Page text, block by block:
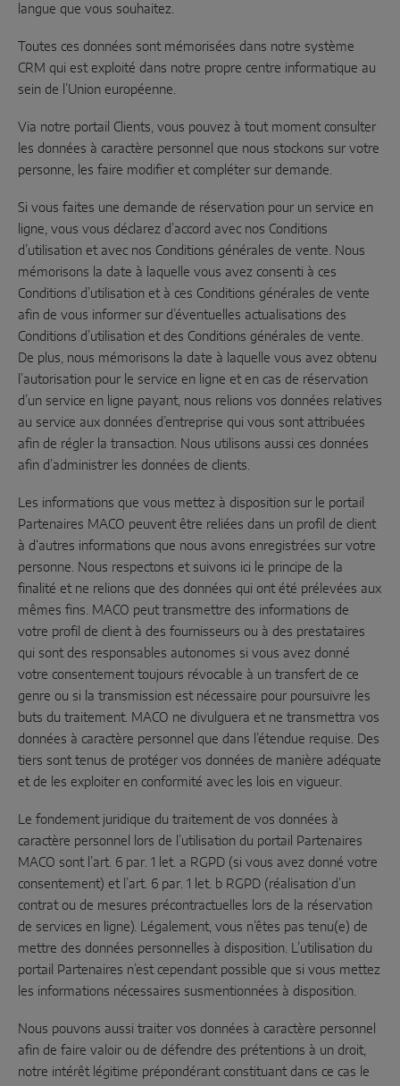
langue que vous souhaitez.
Toutes ces données sont mémorisées dans notre système
CRM qui est exploité dans notre propre centre informatique au
sein de l’Union européenne.
Via notre portail Clients, vous pouvez à tout moment consulter
les données à caractère personnel que nous stockons sur votre
personne, les faire modifier et compléter sur demande.
Si vous faites une demande de réservation pour un service en
ligne, vous vous déclarez d’accord avec nos Conditions
d’utilisation et avec nos Conditions générales de vente. Nous
mémorisons la date à laquelle vous avez consenti à ces
Conditions d’utilisation et à ces Conditions générales de vente
afin de vous informer sur d’éventuelles actualisations des
Conditions d’utilisation et des Conditions générales de vente.
De plus, nous mémorisons la date à laquelle vous avez obtenu
l’autorisation pour le service en ligne et en cas de réservation
d’un service en ligne payant, nous relions vos données relatives
au service aux données d’entreprise qui vous sont attribuées
afin de régler la transaction. Nous utilisons aussi ces données
afin d’administrer les données de clients.
Les informations que vous mettez à disposition sur le portail
Partenaires MACO peuvent être reliées dans un profil de client
à d‘autres informations que nous avons enregistrées sur votre
personne. Nous respectons et suivons ici le principe de la
finalité et ne relions que des données qui ont été prélevées aux
mêmes fins. MACO peut transmettre des informations de
votre profil de client à des fournisseurs ou à des prestataires
qui sont des responsables autonomes si vous avez donné
votre consentement toujours révocable à un transfert de ce
genre ou si la transmission est nécessaire pour poursuivre les
buts du traitement. MACO ne divulguera et ne transmettra vos
données à caractère personnel que dans l’étendue requise. Des
tiers sont tenus de protéger vos données de manière adéquate
et de les exploiter en conformité avec les lois en vigueur.
Le fondement juridique du traitement de vos données à
caractère personnel lors de l’utilisation du portail Partenaires
MACO sont l’art. 6 par. 1 let. a RGPD (si vous avez donné votre
consentement) et l’art. 6 par. 1 let. b RGPD (réalisation d’un
contrat ou de mesures précontractuelles lors de la réservation
de services en ligne). Légalement, vous n’êtes pas tenu(e) de
mettre des données personnelles à disposition. L’utilisation du
portail Partenaires n’est cependant possible que si vous mettez
les informations nécessaires susmentionnées à disposition.
Nous pouvons aussi traiter vos données à caractère personnel
afin de faire valoir ou de défendre des prétentions à un droit,
notre intérêt légitime prépondérant constituant dans ce cas le